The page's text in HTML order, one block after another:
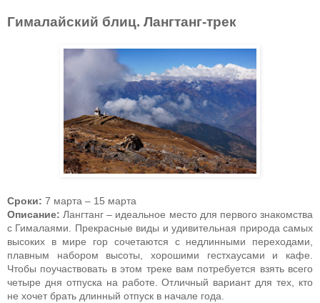
Гималайский блиц. Лангтанг-трек
Сроки: 7 марта – 15 марта
Описание: Лангтанг – идеальное место для первого знакомства
с Гималаями. Прекрасные виды и удивительная природа самых
высоких в мире гор сочетаются с недлинными переходами,
плавным набором высоты, хорошими гестхаусами и кафе.
Чтобы поучаствовать в этом треке вам потребуется взять всего
четыре дня отпуска на работе. Отличный вариант для тех, кто
не хочет брать длинный отпуск в начале года.